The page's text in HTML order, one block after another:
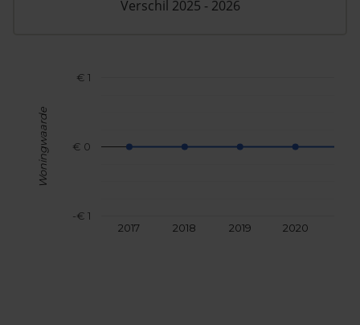
2017 2018 2019 2020
-€ 1
€ 0
€ 1
Woningwaarde
Verschil 2025 - 2026